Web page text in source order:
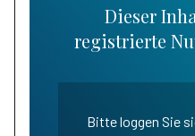
Dieser
registrierte
Bitte loggen Sie